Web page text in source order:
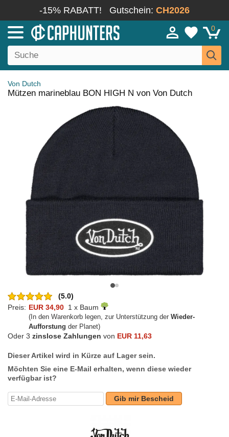
-15% RABATT! Gutschein: CH2026
0
Von Dutch
Mützen marineblau BON HIGH N von Von Dutch
(5.0)
Preis: EUR 34,90 1 x Baum
(In den Warenkorb legen, zur Unterstützung der Wieder-
Aufforstung der Planet)
Oder 3 zinslose Zahlungen von EUR 11,63
Dieser Artikel wird in Kürze auf Lager sein.
Möchten Sie eine E-Mail erhalten, wenn diese wieder
verfügbar ist?
Gib mir Bescheid